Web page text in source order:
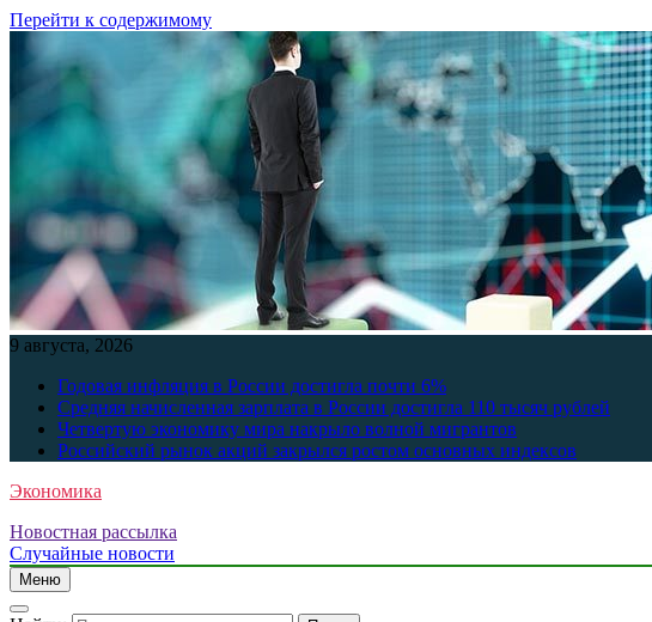
Перейти к содержимому
9 августа, 2026
Годовая инфляция в России достигла почти 6%
Средняя начисленная зарплата в России достигла 110 тысяч рублей
Четвертую экономику мира накрыло волной мигрантов
Российский рынок акций закрылся ростом основных индексов
Экономика
Новостная рассылка
Случайные новости
Меню